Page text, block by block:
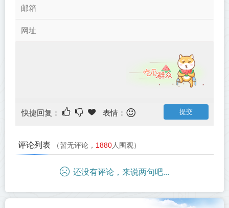
快捷回复： 表情：
评论列表 （暂无评论， 1880人围观）
还没有评论，来说两句吧...